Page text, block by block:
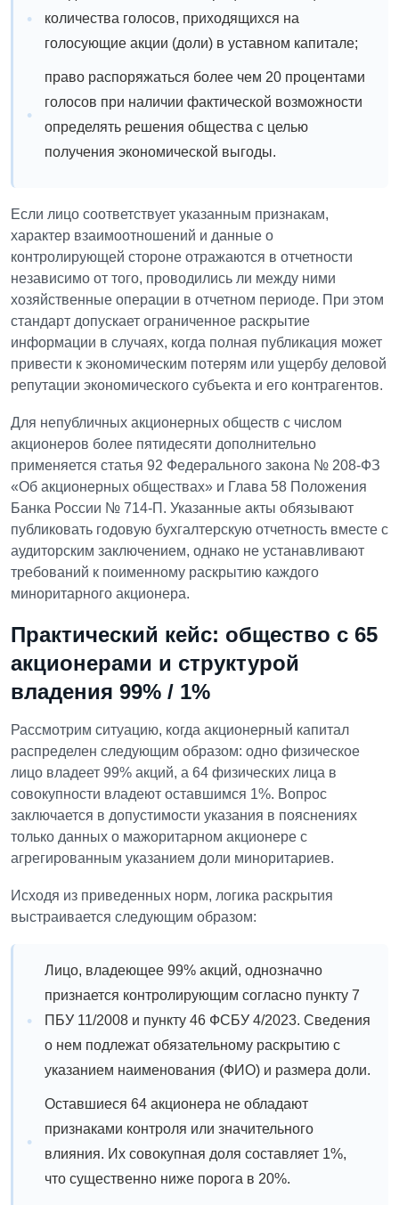
количества голосов, приходящихся на
голосующие акции (доли) в уставном капитале;
право распоряжаться более чем 20 процентами
голосов при наличии фактической возможности
определять решения общества с целью
получения экономической выгоды.
Если лицо соответствует указанным признакам,
характер взаимоотношений и данные о
контролирующей стороне отражаются в отчетности
независимо от того, проводились ли между ними
хозяйственные операции в отчетном периоде. При этом
стандарт допускает ограниченное раскрытие
информации в случаях, когда полная публикация может
привести к экономическим потерям или ущербу деловой
репутации экономического субъекта и его контрагентов.
Для непубличных акционерных обществ с числом
акционеров более пятидесяти дополнительно
применяется статья 92 Федерального закона № 208-ФЗ
«Об акционерных обществах» и Глава 58 Положения
Банка России № 714-П. Указанные акты обязывают
публиковать годовую бухгалтерскую отчетность вместе с
аудиторским заключением, однако не устанавливают
требований к поименному раскрытию каждого
миноритарного акционера.
Практический кейс: общество с 65
акционерами и структурой
владения 99% / 1%
Рассмотрим ситуацию, когда акционерный капитал
распределен следующим образом: одно физическое
лицо владеет 99% акций, а 64 физических лица в
совокупности владеют оставшимся 1%. Вопрос
заключается в допустимости указания в пояснениях
только данных о мажоритарном акционере с
агрегированным указанием доли миноритариев.
Исходя из приведенных норм, логика раскрытия
выстраивается следующим образом:
Лицо, владеющее 99% акций, однозначно
признается контролирующим согласно пункту 7
ПБУ 11/2008 и пункту 46 ФСБУ 4/2023. Сведения
о нем подлежат обязательному раскрытию с
указанием наименования (ФИО) и размера доли.
Оставшиеся 64 акционера не обладают
признаками контроля или значительного
влияния. Их совокупная доля составляет 1%,
что существенно ниже порога в 20%.